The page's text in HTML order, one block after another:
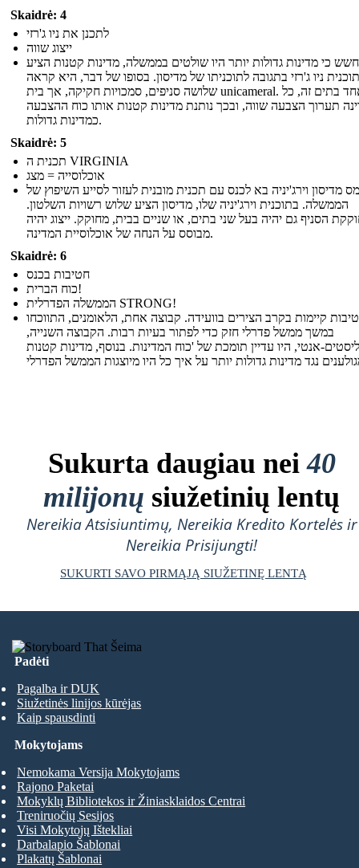
Skaidrė: 4
לתכנן את ניו ג'רזי
ייצוג שווה
כי מדינות גדולות יותר היו שולטים בממשלה, מדינות קטנות הציע
ניו ג'רזי בתגובה לתוכניתו של מדיסון. בסופו של דבר, היא קראה
שלושה סניפים, סמכויות חקיקה, אך בית unicameral. באחד בתים זה, כל
תערוך הצבעה שווה, ובכך נותנת מדינות קטנות אותו כוח ההצבעה
כמדינות גדולות.
Skaidrė: 5
תכנית ה VIRGINIA
אוכלוסייה = מצג
מדיסון וירג'יניה בא לכנס עם תכנית מובנית לעזור לסייע השיפוץ של
הממשלה. בתוכנית וירג'יניה שלו, מדיסון הציע שלוש רשויות השלטון.
הסניף גם יהיה בעל שני בתים, או שניים בבית, מחוקק. ייצוג יהיה
מבוסס על הנחה של אוכלוסיית המדינה.
Skaidrė: 6
חטיבות בכנס
כוח הברית!
הממשלה הפדרלית STRONG!
קיימות בקרב הצירים בוועידה. קבוצה אחת, הלאומנים, התווכחו
במשך ממשל פדרלי חזק כדי לפתור בעיות רבות. הקבוצה השנייה,
אנטי, היו עדיין תומכת של 'כוח המדינות. בנוסף, מדינות קטנות
Sukurta daugiau nei40
milijonų siužetinių lentų
Nereikia Atsisiuntimų, Nereikia Kredito Kortelės ir
Nereikia Prisijungti!
SUKURTI SAVO PIRMĄJĄ SIUŽETINĘ LENTĄ
Padėti
Pagalba ir DUK
Siužetinės linijos kūrėjas
Kaip spausdinti
Mokytojams
Nemokama Versija Mokytojams
Rajono Paketai
Mokyklų Bibliotekos ir Žiniasklaidos Centrai
Treniruočių Sesijos
Visi Mokytojų Ištekliai
Darbalapio Šablonai
Plakatų Šablonai